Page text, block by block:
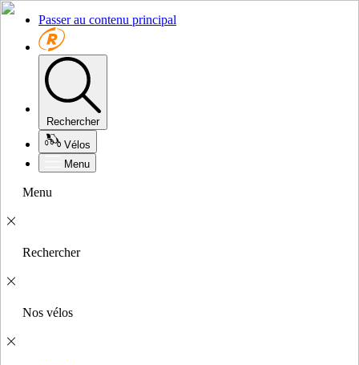
Passer au contenu principal
Rechercher
Vélos
Menu
Menu
Rechercher
Nos vélos